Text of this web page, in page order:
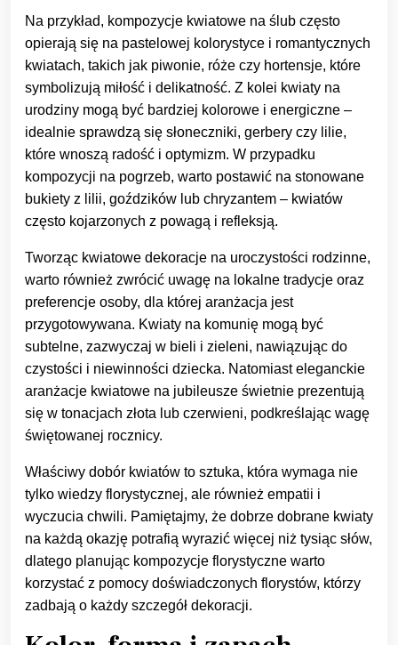
Na przykład, kompozycje kwiatowe na ślub często
opierają się na pastelowej kolorystyce i romantycznych
kwiatach, takich jak piwonie, róże czy hortensje, które
symbolizują miłość i delikatność. Z kolei kwiaty na
urodziny mogą być bardziej kolorowe i energiczne –
idealnie sprawdzą się słoneczniki, gerbery czy lilie,
które wnoszą radość i optymizm. W przypadku
kompozycji na pogrzeb, warto postawić na stonowane
bukiety z lilii, goździków lub chryzantem – kwiatów
często kojarzonych z powagą i refleksją.
Tworząc kwiatowe dekoracje na uroczystości rodzinne,
warto również zwrócić uwagę na lokalne tradycje oraz
preferencje osoby, dla której aranżacja jest
przygotowywana. Kwiaty na komunię mogą być
subtelne, zazwyczaj w bieli i zieleni, nawiązując do
czystości i niewinności dziecka. Natomiast eleganckie
aranżacje kwiatowe na jubileusze świetnie prezentują
się w tonacjach złota lub czerwieni, podkreślając wagę
świętowanej rocznicy.
Właściwy dobór kwiatów to sztuka, która wymaga nie
tylko wiedzy florystycznej, ale również empatii i
wyczucia chwili. Pamiętajmy, że dobrze dobrane kwiaty
na każdą okazję potrafią wyrazić więcej niż tysiąc słów,
dlatego planując kompozycje florystyczne warto
korzystać z pomocy doświadczonych florystów, którzy
zadbają o każdy szczegół dekoracji.